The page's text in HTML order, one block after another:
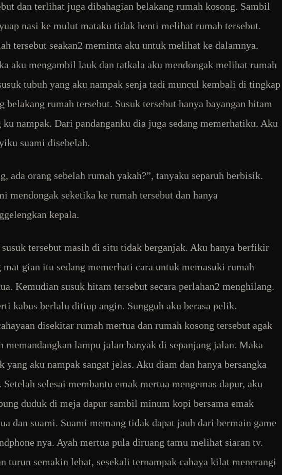
dan terlihat juga dibahagian belakang rumah kosong. Sambil
nasi ke mulut mataku tidak henti melihat rumah tersebut.
tersebut seakan2 meminta aku untuk melihat ke dalamnya.
aku mengambil lauk dan tatkala aku mendongak melihat rumah
tubuh yang aku nampak senja tadi muncul kembali di tingkap
belakang rumah tersebut. Susuk tersebut hanya bayangan hitam
ku nampak. Dari pandanganku dia juga sedang memerhatiku. Aku
suami disebelah.
ada orang sebelah rumah yakah?”, tanyaku separuh berbisik.
mendongak seketika ke rumah tersebut dan hanya
kepala.
tersebut masih di situ tidak berganjak. Aku hanya berfikir
mat gian itu sedang memerhati cara untuk memasuki rumah
Kemudian susuk hitam tersebut secara perlahan2 menghilang.
kabus berlalu ditiup angin. Sungguh aku berasa pelik.
disekitar rumah mertua dan rumah kosong tersebut agak
memandangkan lampu jalan banyak di sepanjang jalan. Maka
yang aku nampak sangat jelas. Aku diam dan hanya bersangka
Setelah selesai membantu emak mertua mengemas dapur, aku
duduk di meja dapur sambil minum kopi bersama emak
dan suami. Suami memang tidak dapat jauh dari bermain game
nya. Ayah mertua pula diruang tamu melihat siaran tv.
turun semakin lebat, sesekali ternampak cahaya kilat menerangi